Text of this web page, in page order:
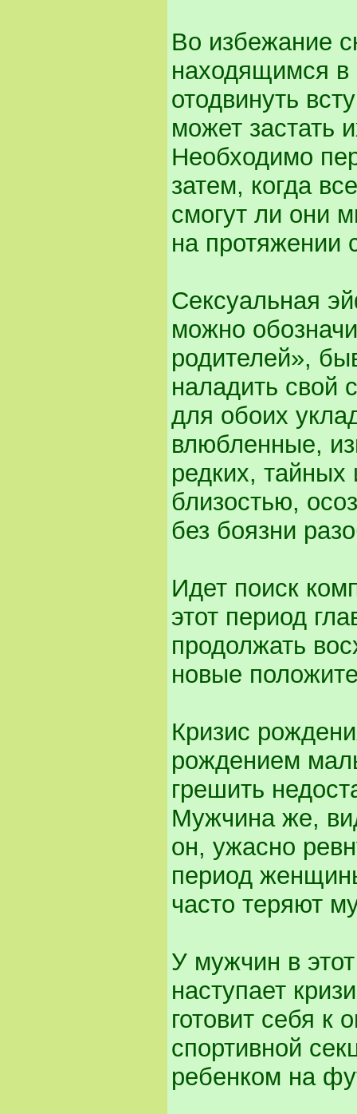
Во избежание
находящимся в
отодвинуть
может застать
Необходимо
затем, когда
смогут ли они
на протяжении
Сексуальная
можно
родителей»,
наладить свой
для обоих
влюбленные,
редких,
близостью,
без боязни
Идет поиск
этот период
продолжать
новые
Кризис
рождением
грешить
Мужчина же,
он, ужасно
период
часто теряют
У мужчин в
наступает
готовит себя к
спортивной
ребенком на